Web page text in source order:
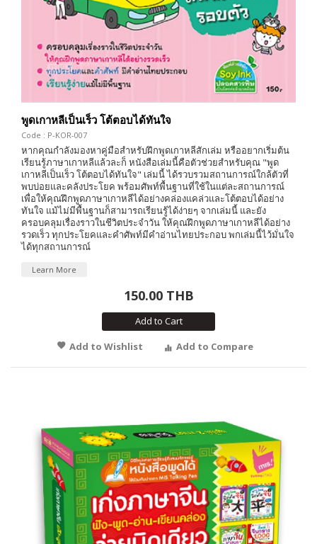
พูดเกาหลีเป็นเร็ว โต้ตอบได้ทันใจ
Code : P-KOR-007
หากคุณกำลังมองหาคู่มือสำหรับฝึกพูดเกาหลีสักเล่ม หรืออยากเริ่มต้น
เรียนรู้ภาษาเกาหลีแล้วละก็ หนังสือเล่มนี้คือตัวช่วยสำหรับคุณ "พูด
เกาหลีเป็นเร็ว โต้ตอบได้ทันใจ" เล่มนี้ ได้รวบรวมสถานการณ์ใกล้ตัวที่
พบบ่อยและคลังประโยค พร้อมศัพท์พื้นฐานที่ใช้ในแต่ละสถานการณ์
เพื่อให้คุณฝึกพูดภาษาเกาหลีได้อย่างคล่องแคล่วและโต้ตอบได้อย่าง
ทันใจ แม้ไม่มีพื้นฐานก็สามารถเรียนรู้ได้ง่ายๆ จากเล่มนี้ และยัง
ครอบคลุมเรื่องราวในชีวิตประจำวัน ให้คุณฝึกพูดภาษาเกาหลีได้อย่าง
รวดเร็ว ทุกประโยคและคำศัพท์มีคำอ่านไทยประกอบ พกเล่มนี้ไว้มั่นใจ
ได้ทุกสถานการณ์
Learn More
150.00 THB
Add to Cart
Add to Wishlist
Add to Compare